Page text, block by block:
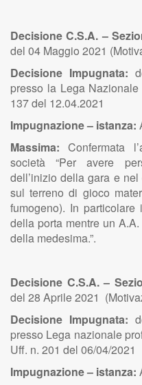
Decisione C.S.A. –
del 04 Maggio 2021
Decisione Impugnata:
presso la Lega
137 del 12.04.2021
Impugnazione – istanza:
Massima:Confermata
società
“Per avere
dell’inizio della gara e
sul terreno di gioco
fumogeno). In
della porta mentre un
della medesima.”.
Decisione C.S.A. –
del 28 Aprile 2021
Decisione Impugnata:
presso Lega nazionale
Uff. n. 201 del 06/04/2021
Impugnazione – istanza: